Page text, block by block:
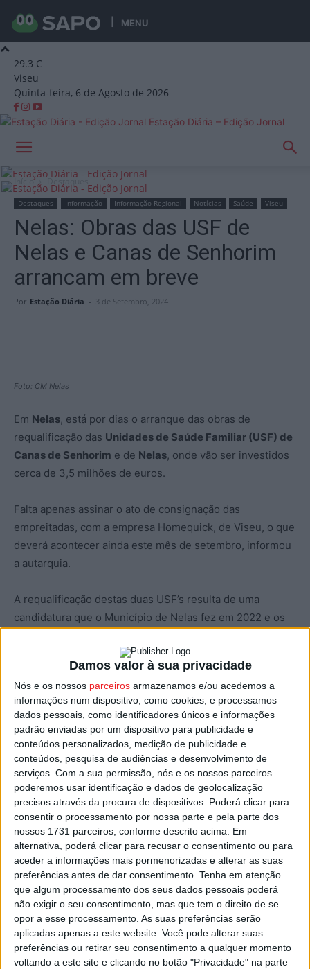
Damos valor à sua privacidade
Nós e os nossos parceiros armazenamos e/ou acedemos a
informações num dispositivo, como cookies, e processamos
dados pessoais, como identificadores únicos e informações
padrão enviadas por um dispositivo para publicidade e
conteúdos personalizados, medição de publicidade e
conteúdos, pesquisa de audiências e desenvolvimento de
serviços. Com a sua permissão, nós e os nossos parceiros
poderemos usar identificação e dados de geolocalização
precisos através da procura de dispositivos. Poderá clicar para
consentir o processamento por nossa parte e pela parte dos
nossos 1731 parceiros, conforme descrito acima. Em
alternativa, poderá clicar para recusar o consentimento ou para
aceder a informações mais pormenorizadas e alterar as suas
preferências antes de dar consentimento. Tenha em atenção
que algum processamento dos seus dados pessoais poderá
não exigir o seu consentimento, mas que tem o direito de se
opor a esse processamento. As suas preferências serão
aplicadas apenas a este website. Você pode alterar suas
preferências ou retirar seu consentimento a qualquer momento
voltando a este site e clicando no botão "Privacidade" na parte
MENU
29.3 C
Viseu
Quinta-feira, 6 de Agosto de 2026
Estação Diária – Edição Jornal
Início Destaques
Destaques Informação Informação Regional Notícias Saúde Viseu
Nelas: Obras das USF de
Nelas e Canas de Senhorim
arrancam em breve
Por Estação Diária - 3 de Setembro, 2024
Foto: CM Nelas
Em Nelas, está por dias o arranque das obras de
requalificação das Unidades de Saúde Familiar (USF) de
Canas de Senhorim e de Nelas, onde vão ser investidos
cerca de 3,5 milhões de euros.
Falta apenas assinar o ato de consignação das
empreitadas, com a empresa Homequick, de Viseu, o que
deverá acontecer ainda este mês de setembro, informou
a autarquia.
A requalificação destas duas USF’s resulta de uma
candidatura que o Município de Nelas fez em 2022 e os
Recuperação e Resiliência – PRR.
Na USF/Centro de Saúde de Nelas está previsto um
investimento de 2,8 ME, enquanto as obras na USF de
Canas Senhorim vão custar cerca de 700 mil euros.
Vão permitir aumentar a eficiência energética dos dois
edifícios, e assegurar melhores condições de
acessibilidade, segurança e conforto, a utentes e
profissionais de saúde.
A autarquia liderada por Joaquim Amaral destaca a
importância destas duas obras, que resultam do assumir
de competências na área da saúde por parte do
executivo nelenses, lembrando que o executivo sempre
encarou o processo como “uma oportunidade soberana
para resolver muitos dos problemas nesta área muito
sensível”.